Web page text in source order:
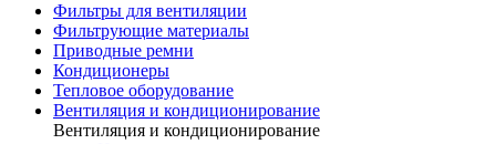
Фильтры для вентиляции
Фильтрующие материалы
Приводные ремни
Кондиционеры
Тепловое оборудование
Вентиляция и кондиционирование
Вентиляция и кондиционирование